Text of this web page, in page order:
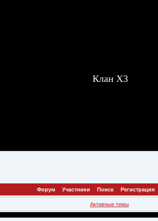
Клан X3
Форум Участники Поиск Регистрация
Активные темы